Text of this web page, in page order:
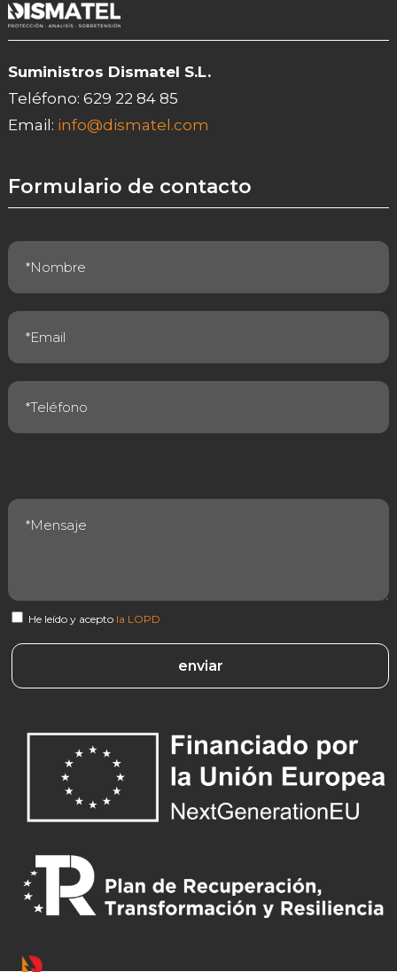
Suministros Dismatel S.L.
Teléfono: 629 22 84 85
Email: info@dismatel.com
Formulario de contacto
He leído y acepto la LOPD